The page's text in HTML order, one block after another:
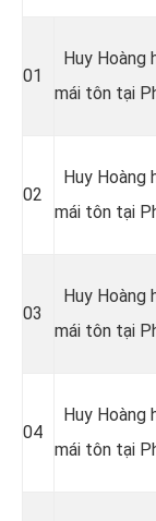
01
Huy Hoàng
mái tôn tại
02
Huy Hoàng
mái tôn tại
03
Huy Hoàng
mái tôn tại
04
Huy Hoàng
mái tôn tại